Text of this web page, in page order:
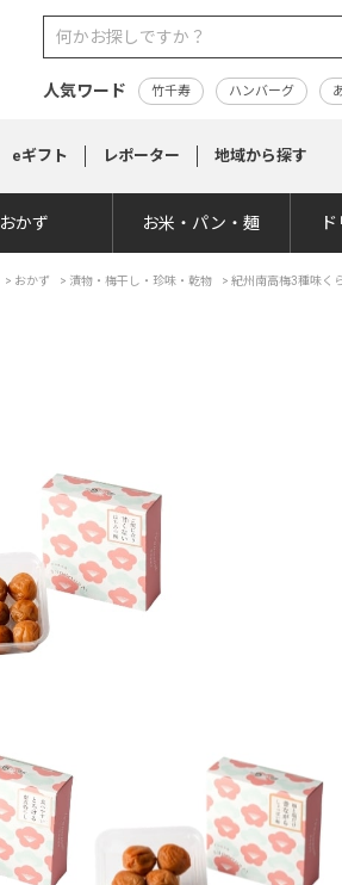
人気ワード 竹千寿 ハンバーグ
eギフト レポーター 地域から探す
おかず お米・パン・麺
> おかず > 漬物・梅干し・珍味・乾物 > 紀州南高梅3種味く